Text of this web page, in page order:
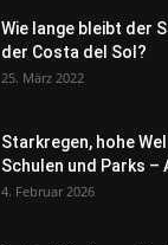
Wie lange bleibt der
der Costa del Sol?
25. März 2022
Starkregen, hohe
Schulen und Parks –
4. Februar 2026